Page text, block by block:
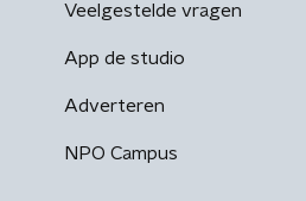
Veelgestelde vragen
App de studio
Adverteren
NPO Campus